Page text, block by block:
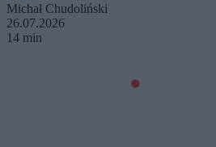
Michał Chudoliński
26.07.2026
14 min